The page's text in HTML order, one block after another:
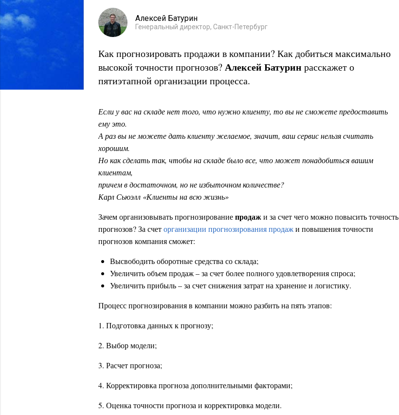
Алексей Батурин
Генеральный директор, Санкт-Петербург
Как прогнозировать продажи в компании? Как добиться максимально
высокой точности прогнозов?Алексей Батурин расскажет о
пятиэтапной организации процесса.
Если у вас на складе нет того, что нужно клиенту, то вы не сможете предоставить
ему это.
А раз вы не можете дать клиенту желаемое, значит, ваш сервис нельзя считать
хорошим.
Но как сделать так, чтобы на складе было все, что может понадобиться вашим
клиентам,
причем в достаточном, но не избыточном количестве?
Карл Сьюэлл «Клиенты на всю жизнь»
Зачем организовывать прогнозированиепродажи за счет чего можно повысить точность
прогнозов? За счеторганизации прогнозирования продажи повышения точности
прогнозов компания сможет:
Высвободить оборотные средства со склада;
Увеличить объем продаж – за счет более полного удовлетворения спроса;
Увеличить прибыль – за счет снижения затрат на хранение и логистику.
Процесс прогнозирования в компании можно разбить на пять этапов:
1. Подготовка данных к прогнозу;
2. Выбор модели;
3. Расчет прогноза;
4. Корректировка прогноза дополнительными факторами;
5. Оценка точности прогноза и корректировка модели.